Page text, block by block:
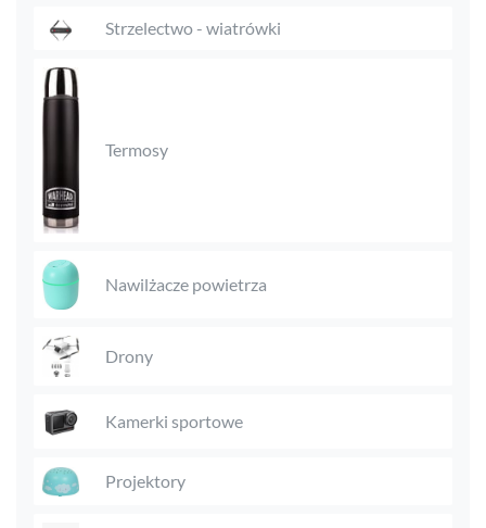
Strzelectwo - wiatrówki
Termosy
Nawilżacze powietrza
Drony
Kamerki sportowe
Projektory